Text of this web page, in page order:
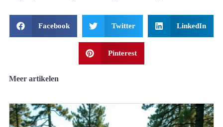
Facebook Twitter LinkedIn
Pinterest
Meer artikelen